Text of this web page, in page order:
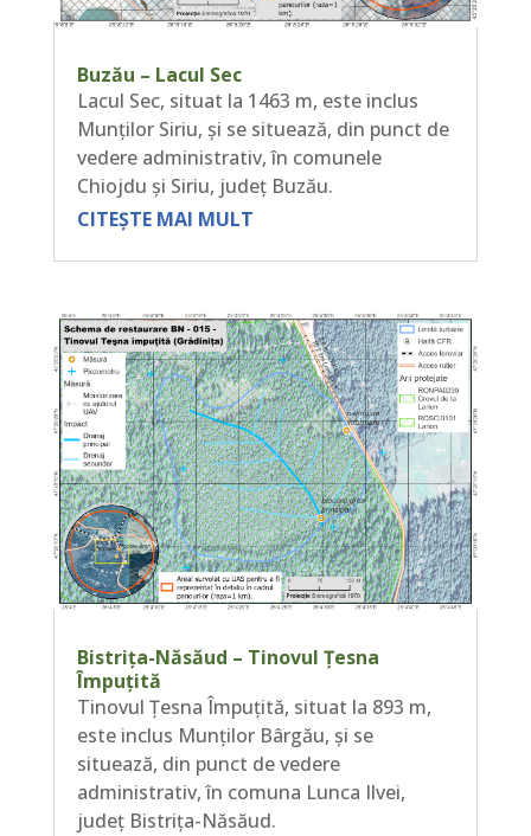
Buzău – Lacul Sec
Lacul Sec, situat la 1463 m, este inclus
Munților Siriu, și se situează, din punct de
vedere administrativ, în comunele
Chiojdu și Siriu, județ Buzău.
CITEȘTE MAI MULT
Bistrița-Năsăud – Tinovul Țesna
Împuțită
Tinovul Țesna Împuțită, situat la 893 m,
este inclus Munților Bârgău, și se
situează, din punct de vedere
administrativ, în comuna Lunca Ilvei,
județ Bistrița-Năsăud.